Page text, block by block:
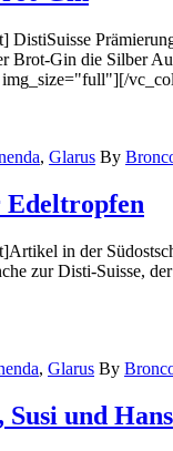
Brot-Gin die
, Glarus By
in der
zur Disti-Suisse,
, Glarus By
und Hans